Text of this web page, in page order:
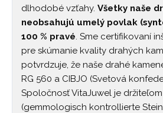
dlhodobé vzťahy. Všetky naše
neobsahujú umelý povlak
100 % pravé. Sme certifikovaní
pre skúmanie kvality drahých
potvrdzuje, že naše drahé
RG 560 a CIBJO (Svetová
Spoločnosť VitaJuwel je držiteľom
(gemmologisch kontrollierte